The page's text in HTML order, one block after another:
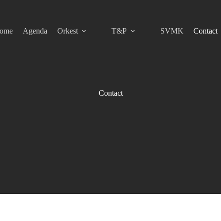
Agenda Orkest T&P SVMK Contact
Contact